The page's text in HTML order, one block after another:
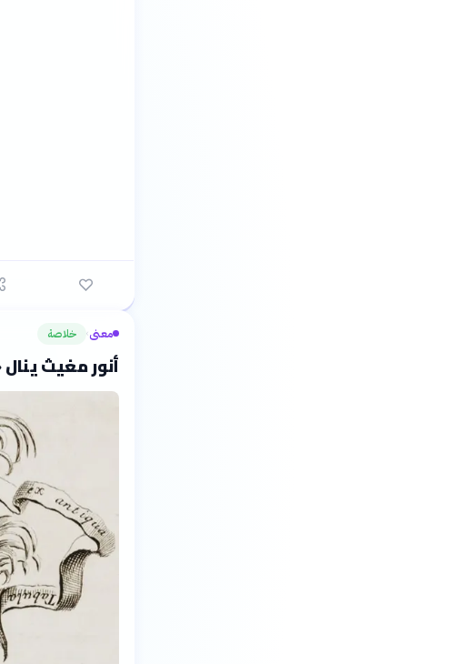
معنى› خلاصة
أنور مغيث ينال